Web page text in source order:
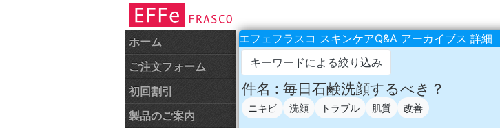
ホーム
ご注文フォーム
初回割引
製品のご案内
エフェフラスコ スキンケアQ&A アーカイブス 詳細
キーワードによる絞り込み
件名 : 毎日石鹸洗顔するべき？
ニキビ 洗顔 トラブル 肌質 改善